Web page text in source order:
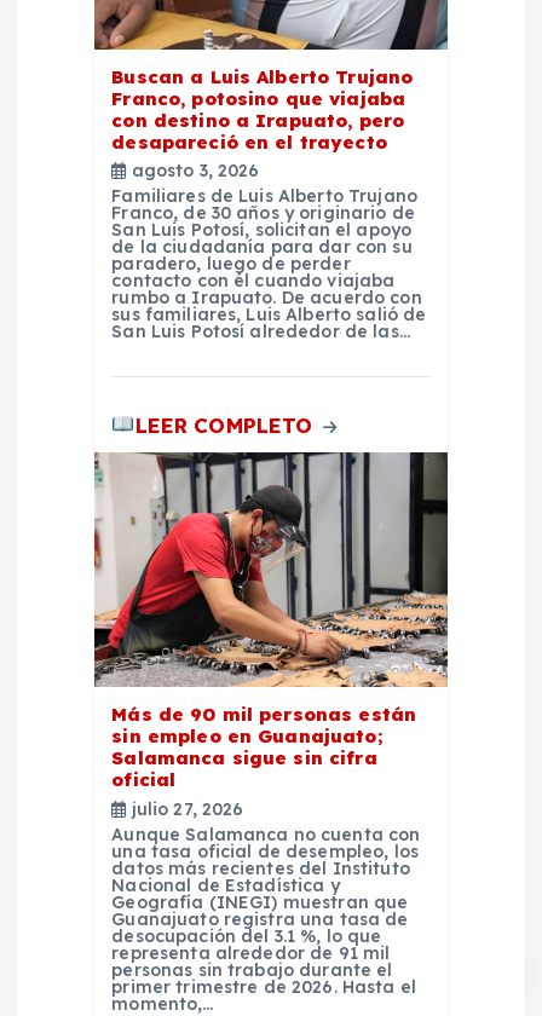
Buscan a Luis Alberto Trujano
Franco, potosino que viajaba
con destino a Irapuato, pero
desapareció en el trayecto
agosto 3, 2026
Familiares de Luis Alberto Trujano
Franco, de 30 años y originario de
San Luis Potosí, solicitan el apoyo
de la ciudadanía para dar con su
paradero, luego de perder
contacto con él cuando viajaba
rumbo a Irapuato. De acuerdo con
sus familiares, Luis Alberto salió de
San Luis Potosí alrededor de las…
LEER COMPLETO
Más de 90 mil personas están
sin empleo en Guanajuato;
Salamanca sigue sin cifra
oficial
julio 27, 2026
Aunque Salamanca no cuenta con
una tasa oficial de desempleo, los
datos más recientes del Instituto
Nacional de Estadística y
Geografía (INEGI) muestran que
Guanajuato registra una tasa de
desocupación del 3.1 %, lo que
representa alrededor de 91 mil
personas sin trabajo durante el
primer trimestre de 2026. Hasta el
momento,…